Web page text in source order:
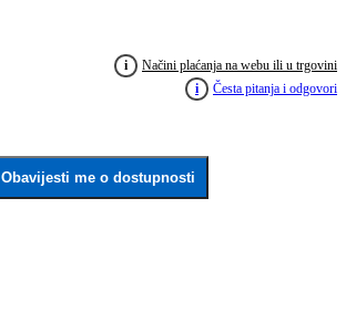
i
Načini plaćanja na webu ili u trgovini
i
Česta pitanja i odgovori
Obavijesti me o dostupnosti